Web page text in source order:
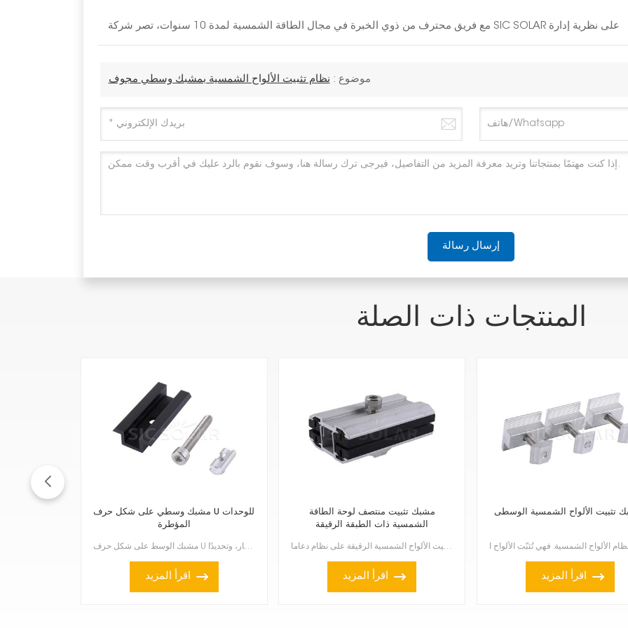
مع فريق محترف من ذوي الخبرة في مجال الطاقة الشمسية لمدة 10 سنوات، تصر شركة SIC SOLAR على نظرية إدارة
موضوع : نظام تثبيت الألواح الشمسية بمشبك وسطي مجوف
إرسال رسالة
المنتجات ذات الصلة
مشبك وسطي على شكل حرف U للوحدات
المؤطرة
مشبك الوسط على شكل حرف U للألواح الشمسية ذات الإطار مصمم خصيصًا للألواح الشمسية ذات الإطار، وتحديدًا...
اقرأ المزيد
مشبك تثبيت منتصف لوحة الطاقة
الشمسية ذات الطبقة الرقيقة
مشبك تثبيت الألواح الشمسية الرقيقة هو ملحق خاص يُستخدم لتثبيت الألواح الشمسية الرقيقة على نظام دعاما...
اقرأ المزيد
تثبيت الألواح الشمسية الوسطى
اقرأ المزيد